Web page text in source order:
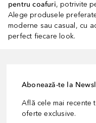
pentru coafuri, potrivite
Alege produsele
moderne sau casual, cu
perfect fiecare look.
Abonează-te la
Află cele mai recente
oferte exclusive.